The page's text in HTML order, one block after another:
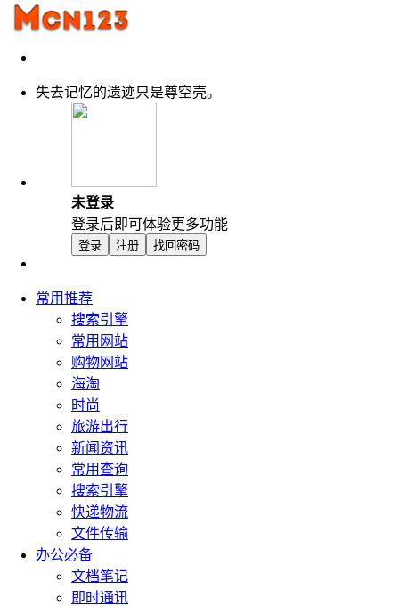
失去记忆的遗迹只是尊空壳。
未登录
登录后即可体验更多功能
登录 注册 找回密码
常用推荐
搜索引擎
常用网站
购物网站
海淘
时尚
旅游出行
新闻资讯
常用查询
搜索引擎
快递物流
文件传输
办公必备
文档笔记
即时通讯